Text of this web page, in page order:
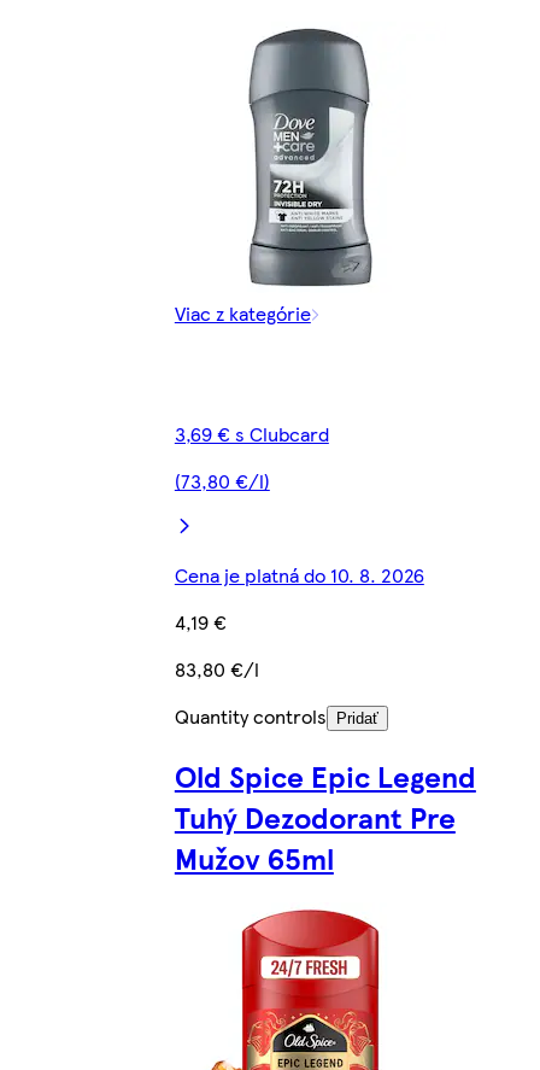
Viac z kategórie
3,69 € s Clubcard
(73,80 €/l)
Cena je platná do 10. 8. 2026
4,19 €
83,80 €/l
Quantity controls
Pridať
Old Spice Epic Legend
Tuhý Dezodorant Pre
Mužov 65ml